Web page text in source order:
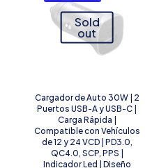
Sold
out
Cargador de Auto 30W | 2
Puertos USB-A y USB-C |
Carga Rápida |
Compatible con Vehículos
de 12 y 24 VCD | PD3.0,
QC4.0, SCP, PPS |
Indicador Led | Diseño